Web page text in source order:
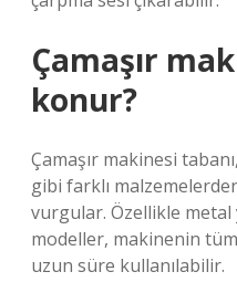
Çamaşır
konur?
Çamaşır makinesi
gibi farklı malzemelerden
vurgular. Özellikle metal
modeller, makinenin tüm
uzun süre kullanılabilir.